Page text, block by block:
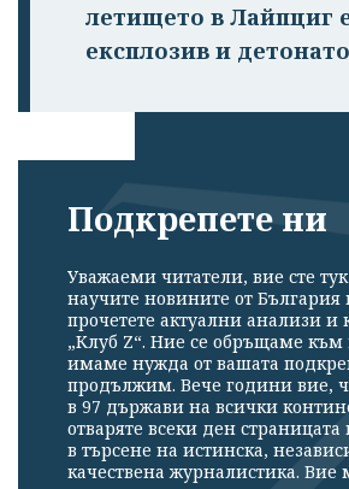
излязохте от
профила си!
летището в Лайпциг
експлозив и
Подкрепете ни
Уважаеми читатели, вие сте
научите новините от България
прочетете актуални анализи и
„Клуб Z“. Ние се обръщаме към
имаме нужда от вашата
продължим. Вече години вие,
в 97 държави на всички
отваряте всеки ден
в търсене на истинска,
качествена журналистика. Вие